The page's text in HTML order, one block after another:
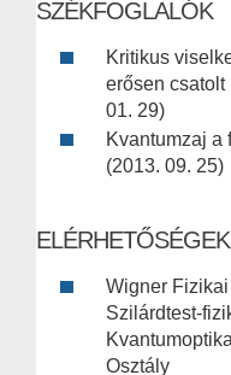
SZÉKFOGLALÓK
Kritikus
erősen csatolt
01. 29)
Kvantumzaj a
(2013. 09. 25)
ELÉRHETŐSÉGEK
Wigner
Szilárdtest-
Osztály